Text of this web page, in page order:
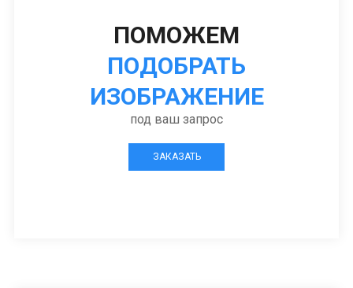
ПОМОЖЕМ
ПОДОБРАТЬ
ИЗОБРАЖЕНИЕ
под ваш запрос
ЗАКАЗАТЬ